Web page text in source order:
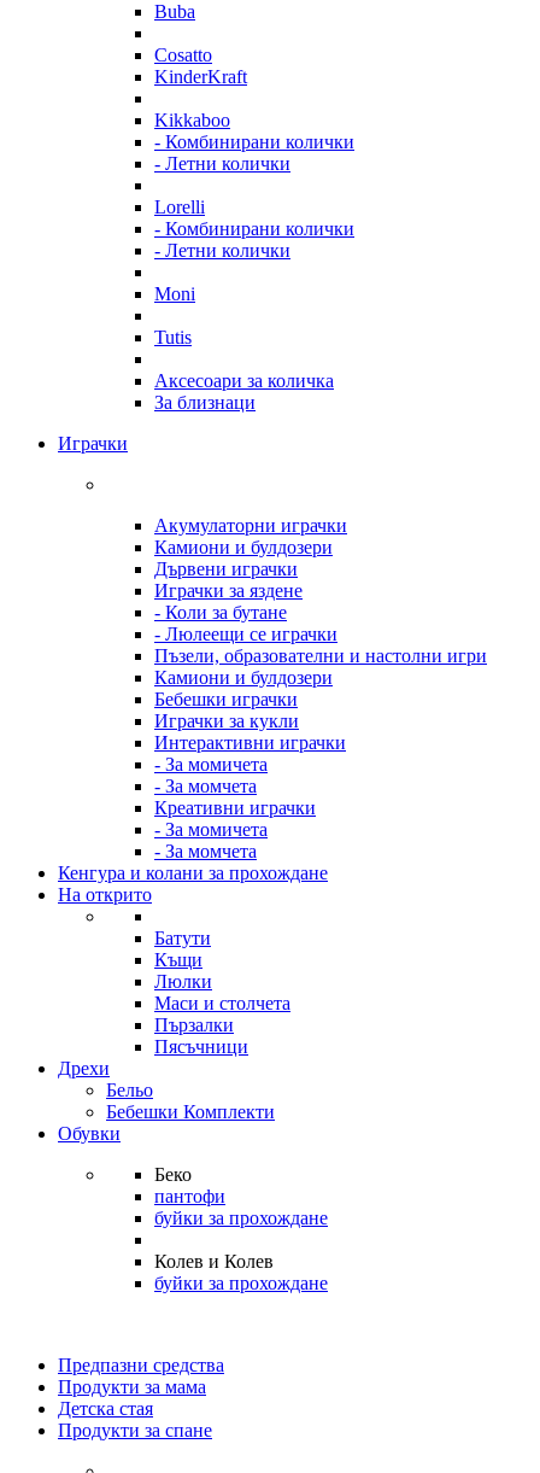
Buba
Cosatto
KinderKraft
Kikkaboo
- Комбинирани колички
- Летни колички
Lorelli
- Комбинирани колички
- Летни колички
Moni
Tutis
Аксесоари за количка
За близнаци
Играчки
Акумулаторни играчки
Камиони и булдозери
Дървени играчки
Играчки за яздене
- Коли за бутане
- Люлеещи се играчки
Пъзели, образователни и настолни игри
Камиони и булдозери
Бебешки играчки
Играчки за кукли
Интерактивни играчки
- За момичета
- За момчета
Креативни играчки
- За момичета
- За момчета
Кенгура и колани за прохождане
На открито
Батути
Къщи
Люлки
Маси и столчета
Пързалки
Пясъчници
Дрехи
Бельо
Бебешки Комплекти
Обувки
Беко
пантофи
буйки за прохождане
Колев и Колев
буйки за прохождане
Предпазни средства
Продукти за мама
Детска стая
Продукти за спане